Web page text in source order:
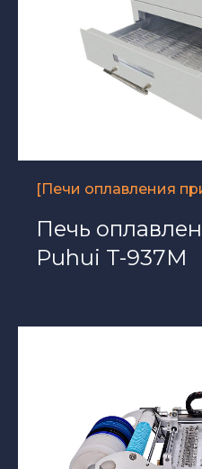
[Печи оплавления
Печь
Puhui T-937M